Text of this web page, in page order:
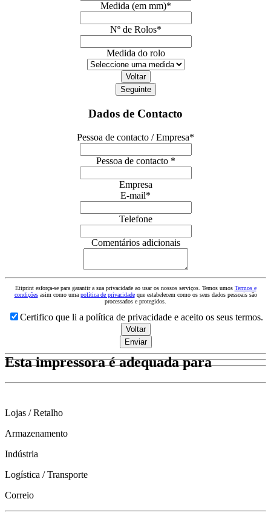
Medida (em mm)*
Nº de Rolos*
Medida do rolo
Voltar
Seguinte
Dados de Contacto
Pessoa de contacto / Empresa*
Pessoa de contacto *
Empresa
E-mail*
Telefone
Comentários adicionais
Website
URL*
Etiprint esforça-se para garantir a sua privacidade ao usar os nossos serviços. Temos umos Termos e
condiçõesasim como uma política de privacidadeque estabelecem como os seus dados pessoais são
processados e protegidos.
Certifico que li a política de privacidade e aceito os seus termos.
Voltar
Enviar
Esta impressora é adequada para
Lojas / Retalho
Armazenamento
Indústria
Logística / Transporte
Correio